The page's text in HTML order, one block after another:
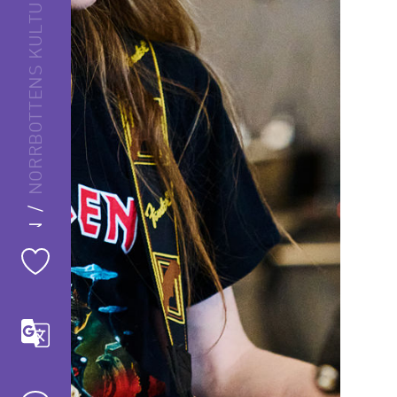
NORRBOTTENSMUSIKEN
NORRBOTTENS KULTURSKOLOR